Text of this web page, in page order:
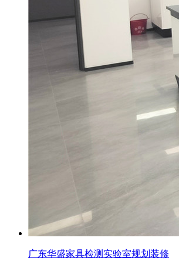
广东华盛家具检测实验室规划装修